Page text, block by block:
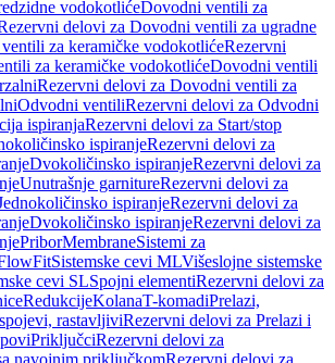
vodokotlićeDovodni ventili za
delovi za Dovodni ventili za ugradne
za keramičke vodokotlićeRezervni
za keramičke vodokotlićeDovodni ventili
Rezervni delovi za Dovodni ventili za
Odvodni ventiliRezervni delovi za Odvodni
ispiranjaRezervni delovi za Start/stop
ispiranjeRezervni delovi za
Dvokoličinsko ispiranjeRezervni delovi za
Unutrašnje garnitureRezervni delovi za
ispiranjeRezervni delovi za
Dvokoličinsko ispiranjeRezervni delovi za
PriborMembraneSistemi za
Sistemske cevi MLVišeslojne sistemske
cevi SLSpojni elementiRezervni delovi za
RedukcijeKolanaT-komadiPrelazi,
rastavljiviRezervni delovi za Prelazi i
PriključciRezervni delovi za
navojnim priključkomRezervni delovi za